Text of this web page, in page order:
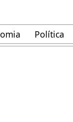
Política